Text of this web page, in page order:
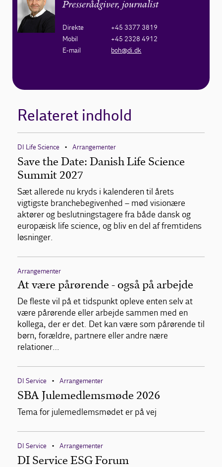
Presserådgiver, journalist
Direkte
+45 3377 3819
Mobil
+45 2328 4912
E-mail
boh@di.dk
Relateret indhold
DI Life Science • Arrangementer
Save the Date: Danish Life Science
Summit 2027
Sæt allerede nu kryds i kalenderen til årets
vigtigste branchebegivenhed – mød visionære
aktører og beslutningstagere fra både dansk og
europæisk life science, og bliv en del af fremtidens
løsninger.
Arrangementer
At være pårørende - også på arbejde
De fleste vil på et tidspunkt opleve enten selv at
være pårørende eller arbejde sammen med en
kollega, der er det. Det kan være som pårørende til
børn, forældre, partnere eller andre nære
relationer…
DI Service • Arrangementer
SBA Julemedlemsmøde 2026
Tema for julemedlemsmødet er på vej
DI Service • Arrangementer
DI Service ESG Forum